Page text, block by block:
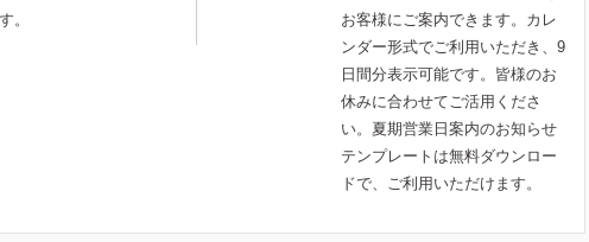
。
お客様にご案内できます。カレ
ンダー形式でご利用いただき、9
日間分表示可能です。皆様のお
休みに合わせてご活用くださ
い。夏期営業日案内のお知らせ
テンプレートは無料ダウンロー
ドで、ご利用いただけます。